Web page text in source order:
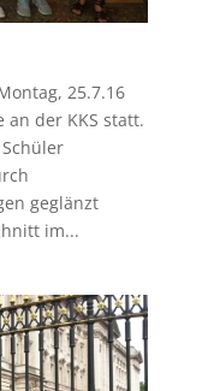
25.7.16
der KKS statt.
geglänzt
im...